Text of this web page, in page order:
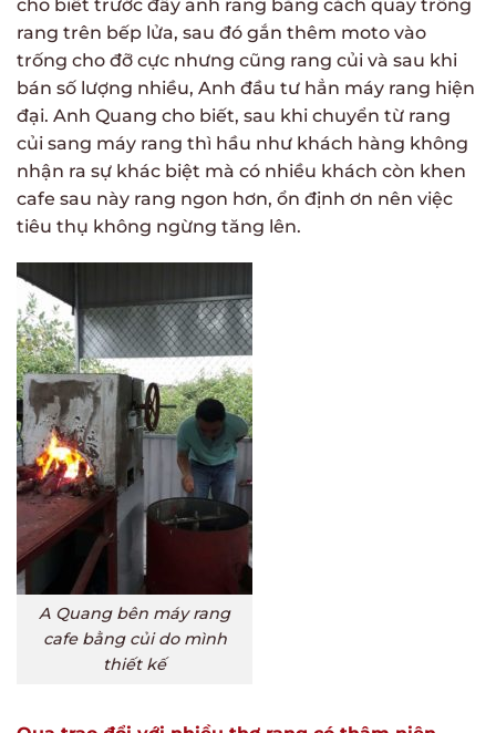
cho biết trước đây anh rang bằng cách quay trống
rang trên bếp lửa, sau đó gắn thêm moto vào
trống cho đỡ cực nhưng cũng rang củi và sau khi
bán số lượng nhiều, Anh đầu tư hẳn máy rang hiện
đại. Anh Quang cho biết, sau khi chuyển từ rang
củi sang máy rang thì hầu như khách hàng không
nhận ra sự khác biệt mà có nhiều khách còn khen
cafe sau này rang ngon hơn, ổn định ơn nên việc
tiêu thụ không ngừng tăng lên.
A Quang bên máy rang
cafe bằng củi do mình
thiết kế